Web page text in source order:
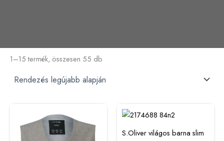
1–15 termék, összesen 55 db
S.Oliver világos barna slim